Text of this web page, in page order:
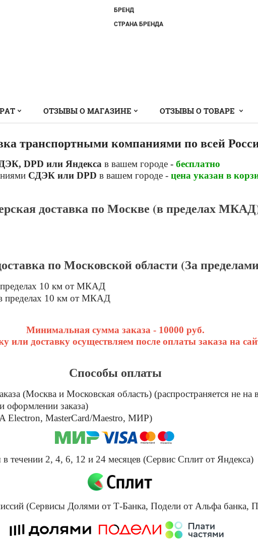
БРЕНД
СТРАНА БРЕНДА
ОТЗЫВЫ О МАГАЗИНЕ ОТЗЫВЫ О ТОВАРЕ
транспортными компаниями по всей
DPD или Яндекса в вашем городе - бесплатно
СДЭК или DPD в вашем городе - цена указан в
доставка по Москве (в пределах
по Московской области (За
10 км от МКАД
пределах 10 км от МКАД
Минимальная сумма заказа - 10000 руб.
или доставку осуществляем после оплаты заказа на
Способы оплаты
(Москва и Московская область) (распространяется не
оформлении заказа)
Electron, MasterCard/Maestro, МИР)
в течении 2, 4, 6, 12 и 24 месяцев (Сервис Сплит от Яндекса)
(Сервисы Долями от Т-Банка, Подели от Альфа банка,